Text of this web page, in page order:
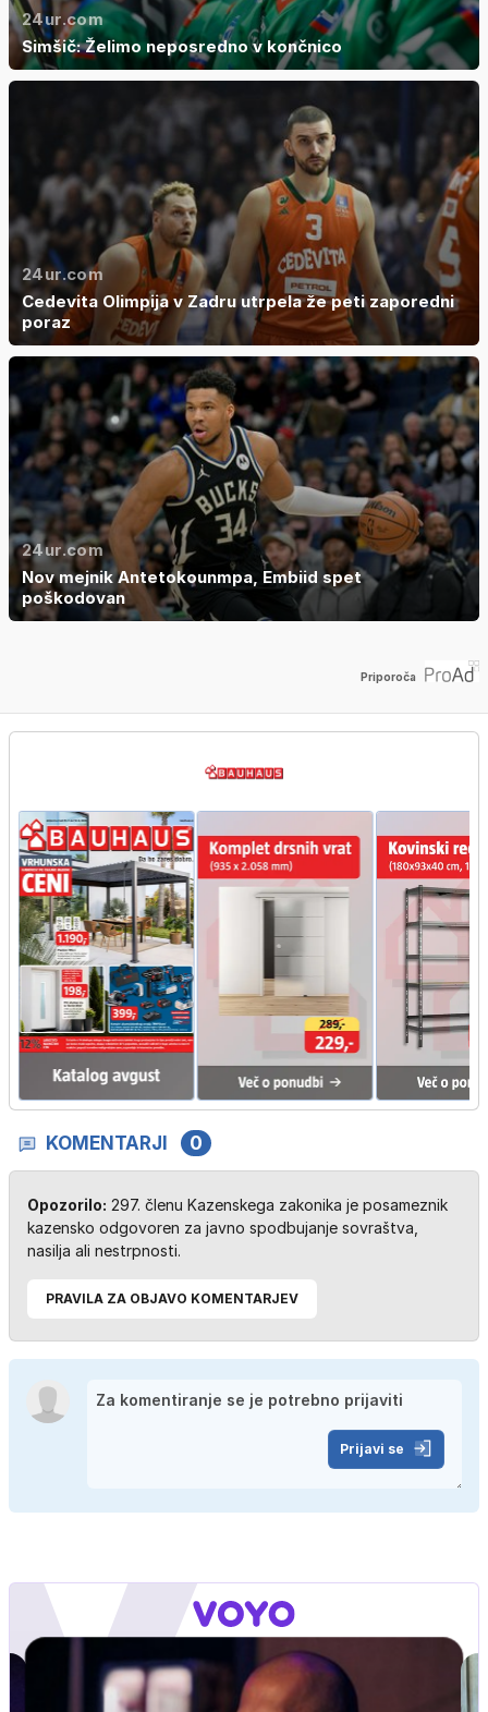
24ur.com
Simšič: Želimo neposredno v končnico
24ur.com
Cedevita Olimpija v Zadru utrpela že peti zaporedni
poraz
24ur.com
Nov mejnik Antetokounmpa, Embiid spet
poškodovan
Priporoča
KOMENTARJI 0
Opozorilo: 297. členu Kazenskega zakonika je posameznik
kazensko odgovoren za javno spodbujanje sovraštva,
nasilja ali nestrpnosti.
PRAVILA ZA OBJAVO KOMENTARJEV
Prijavi se